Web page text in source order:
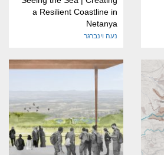
a Resilient Coastline in
Netanya
נעה וינברגר